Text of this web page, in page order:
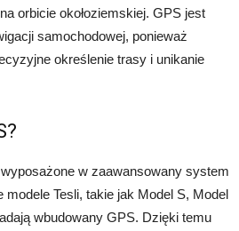
orbicie okołoziemskiej. GPS jest
samochodowej, ponieważ
określenie trasy i unikanie
w zaawansowany system
Tesli, takie jak Model S, Model
wbudowany GPS. Dzięki temu